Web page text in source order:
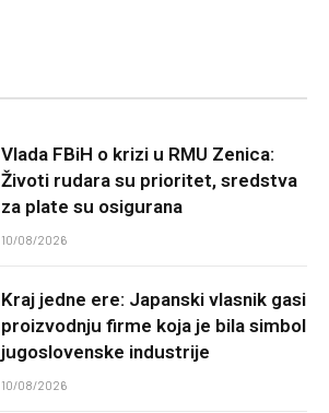
Vlada FBiH o krizi u RMU Zenica:
Životi rudara su prioritet, sredstva
za plate su osigurana
10/08/2026
Kraj jedne ere: Japanski vlasnik gasi
proizvodnju firme koja je bila simbol
jugoslovenske industrije
10/08/2026